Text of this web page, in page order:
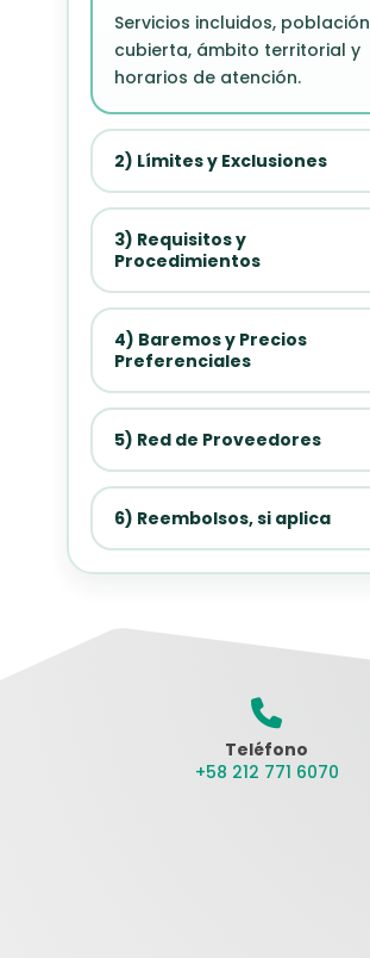
Servicios incluidos, población
cubierta, ámbito territorial y
horarios de atención.
2) Límites y Exclusiones
3) Requisitos y
Procedimientos
4) Baremos y Precios
Preferenciales
5) Red de Proveedores
6) Reembolsos, si aplica
Teléfono
+58 212 771 6070